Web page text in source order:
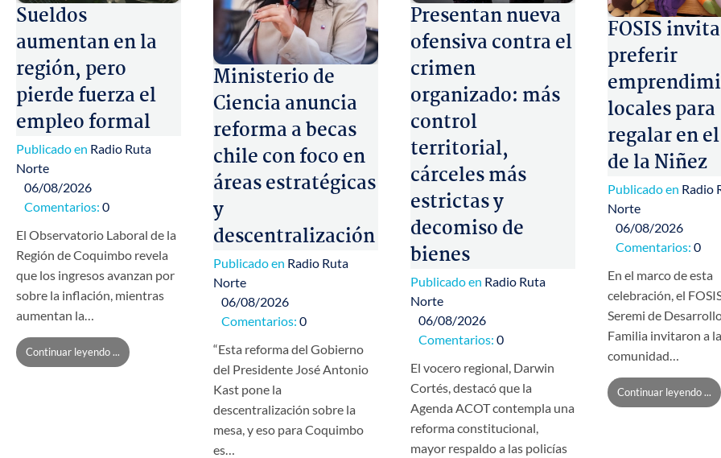
Sueldos
aumentan en la
región, pero
pierde fuerza el
empleo formal
Publicado en Radio Ruta
Norte
06/08/2026
Comentarios: 0
El Observatorio Laboral de la
Región de Coquimbo revela
que los ingresos avanzan por
sobre la inflación, mientras
aumentan la…
Continuar leyendo ...
Ministerio de
Ciencia anuncia
reforma a becas
chile con foco en
áreas estratégicas
y
descentralización
Publicado en Radio Ruta
Norte
06/08/2026
Comentarios: 0
“Esta reforma del Gobierno
del Presidente José Antonio
Kast pone la
descentralización sobre la
mesa, y eso para Coquimbo
es…
Presentan nueva
ofensiva contra el
crimen
organizado: más
control
territorial,
cárceles más
estrictas y
decomiso de
bienes
Publicado en Radio Ruta
Norte
06/08/2026
Comentarios: 0
El vocero regional, Darwin
Cortés, destacó que la
Agenda ACOT contempla una
reforma constitucional,
mayor respaldo a las policías
FOSIS
preferir
locales para
regalar en
de la Niñez
Publicado en Radio
Norte
06/08/2026
Comentarios: 0
En el marco de esta
celebración, el
Seremi de
Familia invitaron a la
comunidad…
Continuar leyendo ...